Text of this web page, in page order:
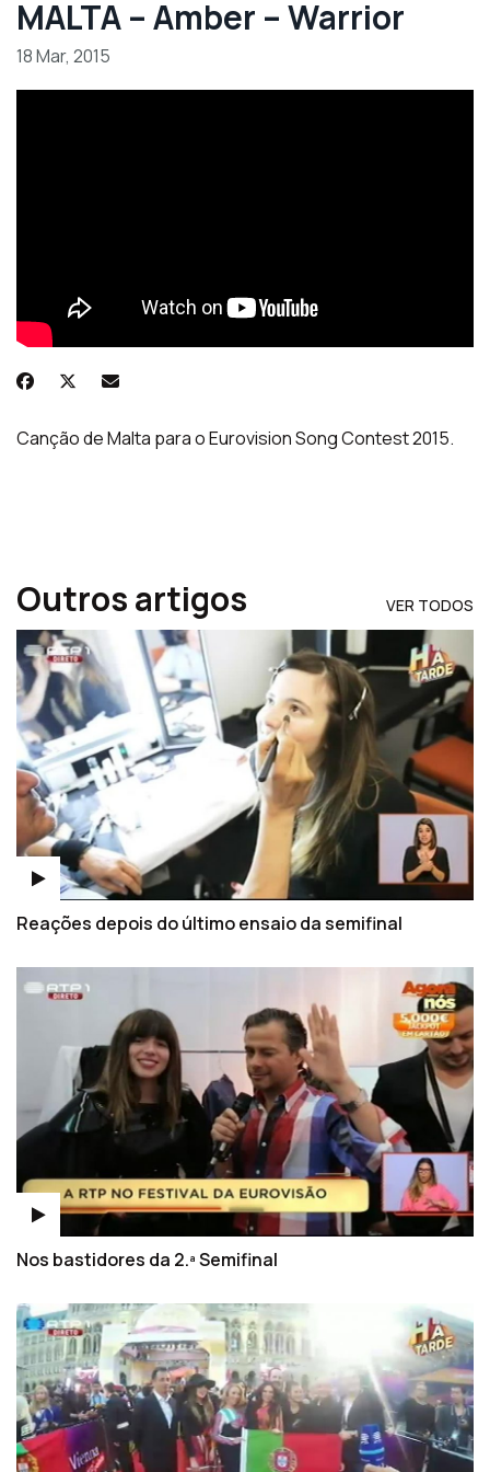
MALTA – Amber – Warrior
18 Mar, 2015
Canção de Malta para o Eurovision Song Contest 2015.
Outros artigos VER TODOS
Reações depois do último ensaio da semifinal
Nos bastidores da 2.ª Semifinal